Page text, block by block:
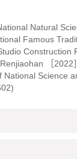
Natural
Famous
Construction
［2022
National Science